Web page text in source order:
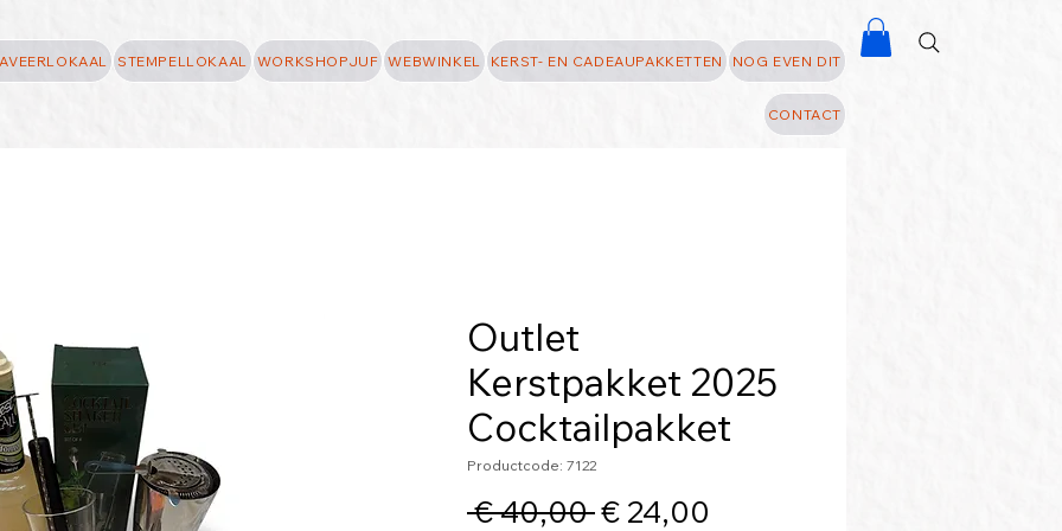
STEMPELLOKAAL WORKSHOPJUF WEBWINKEL KERST- EN CADEAUPAKKETTEN NOG EVEN DIT
CONTACT
Outlet
Kerstpakket 2025
Cocktailpakket
Productcode: 7122
€ 40,00 Normale
€ 24,00